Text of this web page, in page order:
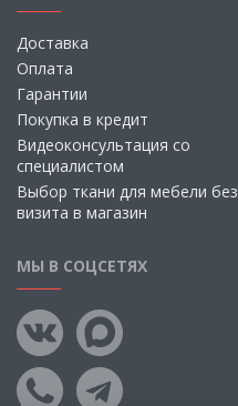
Доставка
Оплата
Гарантии
Покупка в кредит
Видеоконсультация со
специалистом
Выбор ткани для мебели без
визита в магазин
МЫ В СОЦСЕТЯХ